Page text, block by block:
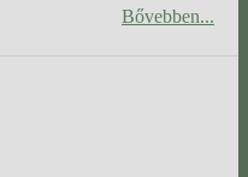
Bővebben...